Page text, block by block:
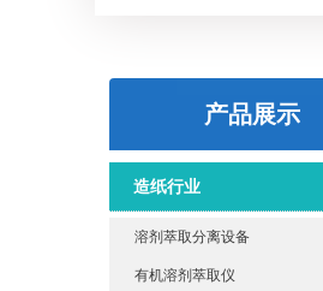
产品展示
造纸行业
溶剂萃取分离设备
有机溶剂萃取仪